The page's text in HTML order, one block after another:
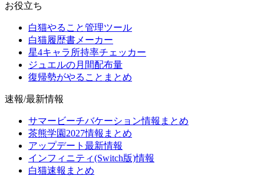
お役立ち
白猫やること管理ツール
白猫履歴書メーカー
星4キャラ所持率チェッカー
ジュエルの月間配布量
復帰勢がやることまとめ
速報/最新情報
サマービーチバケーション情報まとめ
茶熊学園2027情報まとめ
アップデート最新情報
インフィニティ(Switch版)情報
白猫速報まとめ